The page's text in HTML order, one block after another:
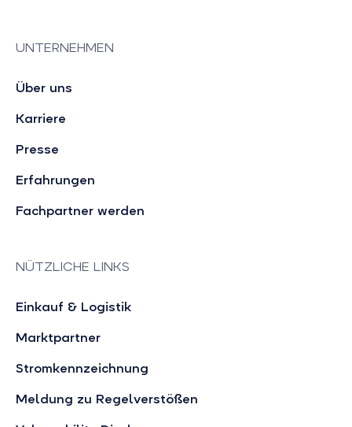
UNTERNEHMEN
Über uns
Karriere
Presse
Erfahrungen
Fachpartner werden
NÜTZLICHE LINKS
Einkauf & Logistik
Marktpartner
Stromkennzeichnung
Meldung zu Regelverstößen